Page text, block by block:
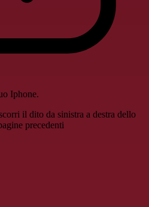
Iphone.
il dito da sinistra a destra dello
precedenti